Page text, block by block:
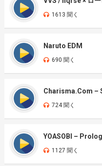
1613 聞く
Naruto EDM
690 聞く
Charisma.Com –
724 聞く
YOASOBI –
1127 聞く